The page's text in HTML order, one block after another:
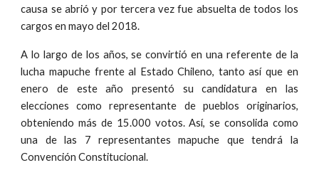
causa se abrió y por tercera vez fue absuelta de todos los
cargos en mayo del 2018.
A lo largo de los años, se convirtió en una referente de la
lucha mapuche frente al Estado Chileno, tanto así que en
enero de este año presentó su candidatura en las
elecciones como representante de pueblos originarios,
obteniendo más de 15.000 votos. Así, se consolida como
una de las 7 representantes mapuche que tendrá la
Convención Constitucional.